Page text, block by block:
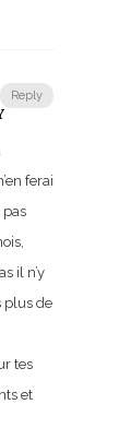
Reply
ferai
il n’y
plus de
tes
et